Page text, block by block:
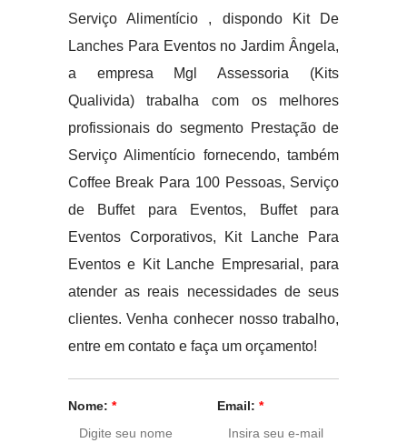
Serviço Alimentício , dispondo Kit De
Lanches Para Eventos no Jardim Ângela,
a empresa Mgl Assessoria (Kits
Qualivida) trabalha com os melhores
profissionais do segmento Prestação de
Serviço Alimentício fornecendo, também
Coffee Break Para 100 Pessoas, Serviço
de Buffet para Eventos, Buffet para
Eventos Corporativos, Kit Lanche Para
Eventos e Kit Lanche Empresarial, para
atender as reais necessidades de seus
clientes. Venha conhecer nosso trabalho,
entre em contato e faça um orçamento!
Nome: * Email: *